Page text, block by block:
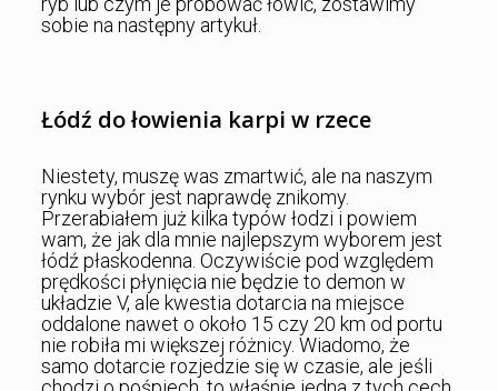
sobie na następny artykuł.
Łódź do łowienia karpi w rzece
Niestety, muszę was zmartwić, ale na naszym
rynku wybór jest naprawdę znikomy.
Przerabiałem już kilka typów łodzi i powiem
wam, że jak dla mnie najlepszym wyborem jest
łódź płaskodenna. Oczywiście pod względem
prędkości płynięcia nie będzie to demon w
układzie V, ale kwestia dotarcia na miejsce
oddalone nawet o około 15 czy 20 km od portu
nie robiła mi większej różnicy. Wiadomo, że
samo dotarcie rozjedzie się w czasie, ale jeśli